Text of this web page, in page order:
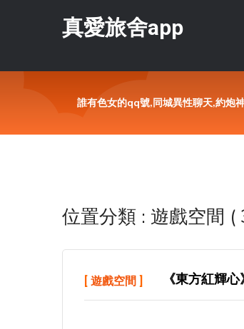
真愛旅舍app
誰有色女的qq號,同城異性聊天,約炮
位置分類 : 遊戲空間 (
[ 遊戲空間 ] 《東方紅輝